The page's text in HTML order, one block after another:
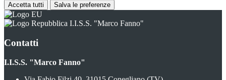
Accetta tutti Salva le preferenze
I.I.S.S. "Marco Fanno"
Contatti
I.I.S.S. "Marco Fanno"